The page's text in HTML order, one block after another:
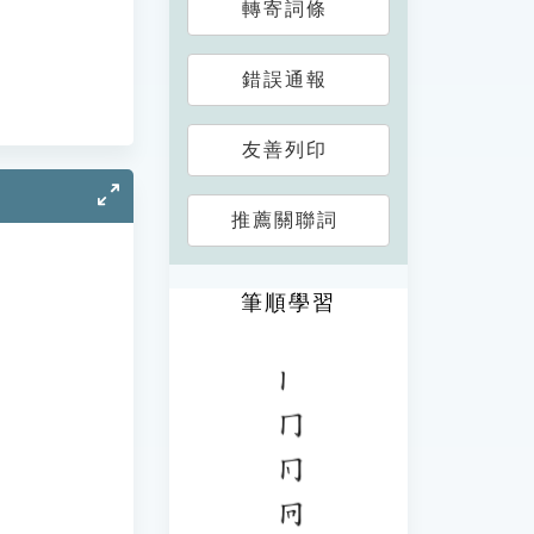
轉寄詞條
錯誤通報
友善列印
推薦關聯詞
筆順學習